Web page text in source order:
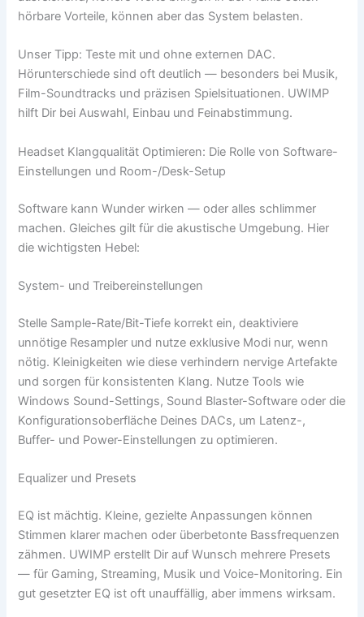
hörbare Vorteile, können aber das System belasten.
Unser Tipp: Teste mit und ohne externen DAC.
Hörunterschiede sind oft deutlich — besonders bei Musik,
Film-Soundtracks und präzisen Spielsituationen. UWIMP
hilft Dir bei Auswahl, Einbau und Feinabstimmung.
Headset Klangqualität Optimieren: Die Rolle von Software-
Einstellungen und Room-/Desk-Setup
Software kann Wunder wirken — oder alles schlimmer
machen. Gleiches gilt für die akustische Umgebung. Hier
die wichtigsten Hebel:
System- und Treibereinstellungen
Stelle Sample-Rate/Bit-Tiefe korrekt ein, deaktiviere
unnötige Resampler und nutze exklusive Modi nur, wenn
nötig. Kleinigkeiten wie diese verhindern nervige Artefakte
und sorgen für konsistenten Klang. Nutze Tools wie
Windows Sound-Settings, Sound Blaster-Software oder die
Konfigurationsoberfläche Deines DACs, um Latenz-,
Buffer- und Power-Einstellungen zu optimieren.
Equalizer und Presets
EQ ist mächtig. Kleine, gezielte Anpassungen können
Stimmen klarer machen oder überbetonte Bassfrequenzen
zähmen. UWIMP erstellt Dir auf Wunsch mehrere Presets
— für Gaming, Streaming, Musik und Voice-Monitoring. Ein
gut gesetzter EQ ist oft unauffällig, aber immens wirksam.